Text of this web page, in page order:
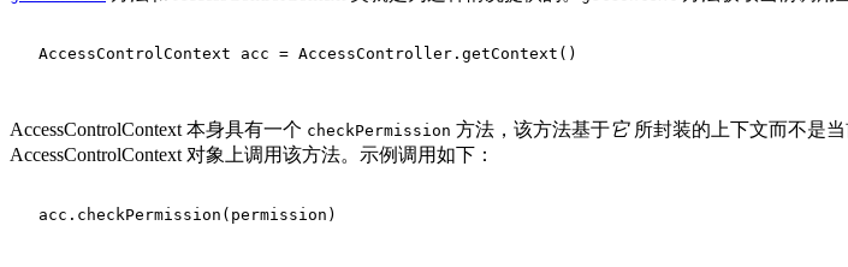
   AccessControlContext acc = AccessController.getContext()
AccessControlContext 本身具有一个 checkPermission 方法，该方法基于它所封装的上下文而不是
AccessControlContext 对象上调用该方法。示例调用如下：
   acc.checkPermission(permission)